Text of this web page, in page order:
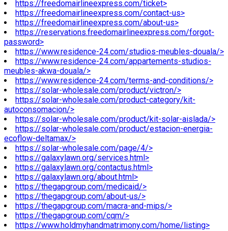
https://freedomairlineexpress.com/ticket>
https://freedomairlineexpress.com/contact-us>
https://freedomairlineexpress.com/about-us>
https://reservations.freedomairlineexpress.com/forgot-
password>
https://www.residence-24.com/studios-meubles-douala/>
https://www.residence-24.com/appartements-studios-
meubles-akwa-douala/>
https://www.residence-24.com/terms-and-conditions/>
https://solar-wholesale.com/product/victron/>
https://solar-wholesale.com/product-category/kit-
autoconsomacion/>
https://solar-wholesale.com/product/kit-solar-aislada/>
https://solar-wholesale.com/product/estacion-energia-
ecoflow-deltamax/>
https://solar-wholesale.com/page/4/>
https://galaxylawn.org/services.html>
https://galaxylawn.org/contactus.html>
https://galaxylawn.org/about.html>
https://thegapgroup.com/medicaid/>
https://thegapgroup.com/about-us/>
https://thegapgroup.com/macra-and-mips/>
https://thegapgroup.com/cqm/>
https://www.holdmyhandmatrimony.com/home/listing>